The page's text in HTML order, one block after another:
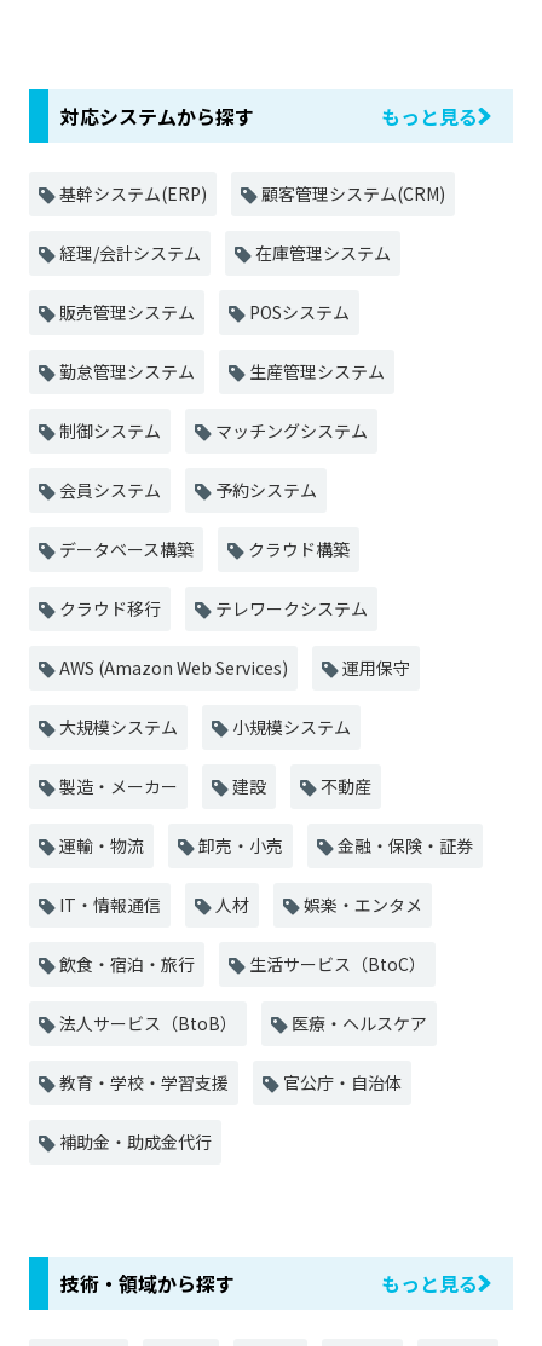
対応システムから探す もっと見る
基幹システム(ERP) 顧客管理システム(CRM)
経理/会計システム 在庫管理システム
販売管理システム POSシステム
勤怠管理システム 生産管理システム
制御システム マッチングシステム
会員システム 予約システム
データベース構築 クラウド構築
クラウド移行 テレワークシステム
AWS (Amazon Web Services) 運用保守
大規模システム 小規模システム
製造・メーカー 建設 不動産
運輸・物流 卸売・小売 金融・保険・証券
IT・情報通信 人材 娯楽・エンタメ
飲食・宿泊・旅行 生活サービス（BtoC）
法人サービス（BtoB） 医療・ヘルスケア
教育・学校・学習支援 官公庁・自治体
補助金・助成金代行
技術・領域から探す もっと見る